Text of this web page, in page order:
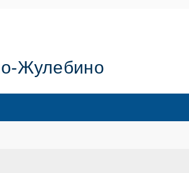
Жулебино